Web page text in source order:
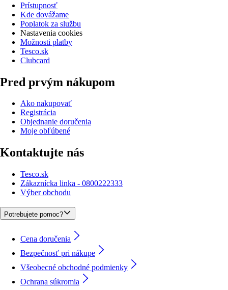
Prístupnosť
Kde dovážame
Poplatok za službu
Nastavenia cookies
Možnosti platby
Tesco.sk
Clubcard
Pred prvým nákupom
Ako nakupovať
Registrácia
Objednanie doručenia
Moje obľúbené
Kontaktujte nás
Tesco.sk
Zákaznícka linka - 0800222333
Výber obchodu
Potrebujete pomoc?
Cena doručenia
Bezpečnosť pri nákupe
Všeobecné obchodné podmienky
Ochrana súkromia